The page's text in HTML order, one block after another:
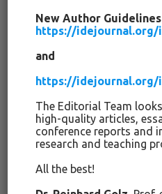
unterschiedliche Gleiche
dann auch dasgleiche Recht für
bedeutsam werden zu können
werden darf,gleich bedeutsam
3. Selbstbestimmung
New Author
https://idejournal.org/
and
https://idejournal.org/
The Editorial Team
high-quality articles,
conference reports and
research and teaching
All the best!